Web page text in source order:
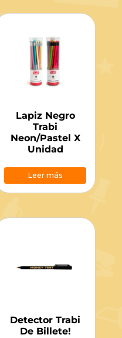
Lapiz Negro
Trabi
Neon/Pastel X
Unidad
Leer más
Detector Trabi
De Billete!